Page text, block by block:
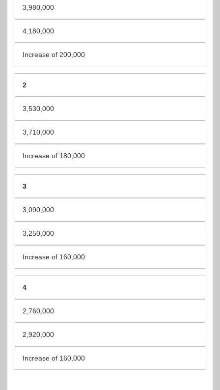
3,980,000
4,180,000
Increase of 200,000
2
3,530,000
3,710,000
Increase of 180,000
3
3,090,000
3,250,000
Increase of 160,000
4
2,760,000
2,920,000
Increase of 160,000